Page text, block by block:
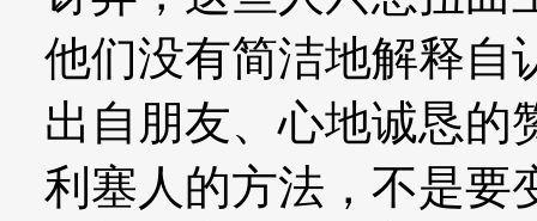
他们没有简洁地解释自
出自朋友、心地诚恳的
利塞人的方法，不是要